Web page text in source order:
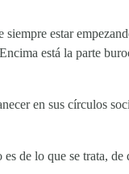
estar
está la parte
en sus círculos
de lo que se trata, de